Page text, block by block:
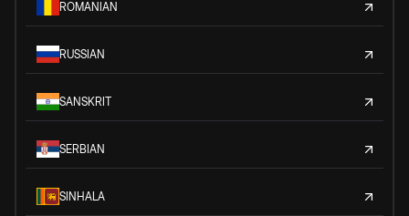
ROMANIAN
RUSSIAN
SANSKRIT
SERBIAN
SINHALA